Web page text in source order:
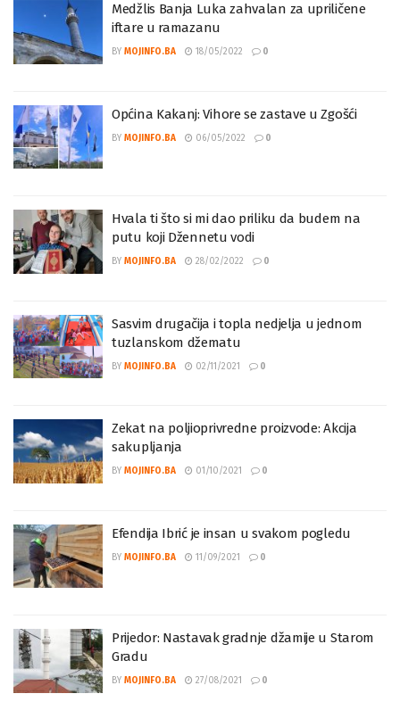
Medžlis Banja Luka zahvalan za upriličene
iftare u ramazanu
BY MOJINFO.BA 18/05/2022 0
Općina Kakanj: Vihore se zastave u Zgošći
BY MOJINFO.BA 06/05/2022 0
Hvala ti što si mi dao priliku da budem na
putu koji Džennetu vodi
BY MOJINFO.BA 28/02/2022 0
Sasvim drugačija i topla nedjelja u jednom
tuzlanskom džematu
BY MOJINFO.BA 02/11/2021 0
Zekat na poljioprivredne proizvode: Akcija
sakupljanja
BY MOJINFO.BA 01/10/2021 0
Efendija Ibrić je insan u svakom pogledu
BY MOJINFO.BA 11/09/2021 0
Prijedor: Nastavak gradnje džamije u Starom
Gradu
BY MOJINFO.BA 27/08/2021 0